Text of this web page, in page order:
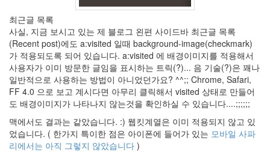
최근글 목록
사실, 지금 보시고 있는 제 블로그 왼편 사이드바 최근글 목록
(Recent post)에도 a:visited 일때 background-image(checkmark)
가 적용되도록 되어 있습니다. a:visited 에 배경이미지를 적용해서
사용자가 이미 방문한 글임을 표시하는 트릭(?)... 음 기술(?)은 꽤나
일반적으로 사용하는 방법이 아니었던가요? ^^;; Chrome, Safari,
FF 4.0 으로 보고 계시다면 아무리 클릭해서 visited 상태로 만들어
도 배경이미지가 나타나지 않는것을 확인하실 수 있습니다....;;;;;;
맥에서도 결과는 같았습니다. :) 웹킷계열은 이미 적용되지 않고 있
었습니다. ( 한가지 특이한 점은 아이폰에 들어가 있는 모바일 사파
리에서는 아직 그렇지 않았습니다 )
Stylish
Notices
About
By
hi8ar
스
킨